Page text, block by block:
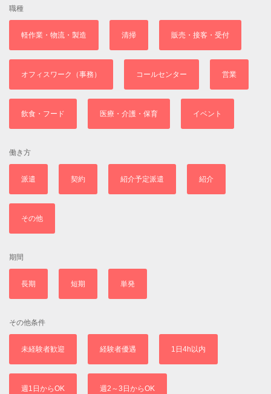
職種
軽作業・物流・製造 清掃 販売・接客・受付
オフィスワーク（事務） コールセンター 営業
飲食・フード 医療・介護・保育 イベント
働き方
派遣 契約 紹介予定派遣 紹介
その他
期間
長期 短期 単発
その他条件
未経験者歓迎 経験者優遇 1日4h以内
週1日からOK 週2～3日からOK